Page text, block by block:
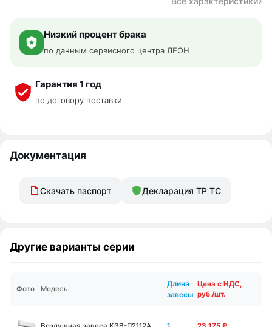
Низкий процент брака
по данным сервисного центра ЛЕОН
Гарантия 1 год
по договору поставки
Документация
Скачать паспорт Декларация ТР ТС
Другие варианты серии
Фото Модель
Длина
завесы
Цена с НДС,
руб./шт.